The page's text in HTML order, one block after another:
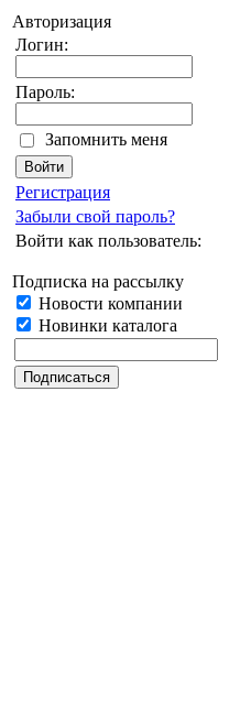
Авторизация
Логин:
Пароль:
Запомнить меня
Регистрация
Забыли свой пароль?
Войти как пользователь:
Подписка на рассылку
Новости компании
Новинки каталога